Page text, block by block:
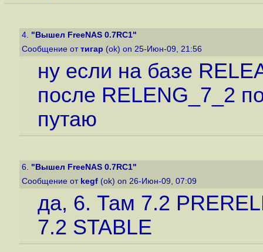
4. "Вышел FreeNAS 0.7RC1"
Сообщение от тигар (ok) on 25-Июн-09, 21:56
ну если на базе
после RELENG_7_2
путаю
6. "Вышел FreeNAS 0.7RC1"
Сообщение от kegf (ok) on 26-Июн-09, 07:09
да, 6. Там 7.2
7.2 STABLE